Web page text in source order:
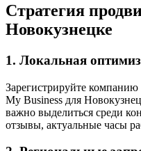
Стратегия
Новокузнецке
1. Локальная
Зарегистрируйте
My Business для
важно выделиться среди
отзывы, актуальные часы